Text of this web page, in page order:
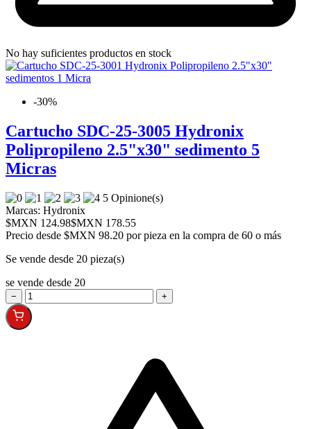
No hay suficientes productos en stock
-30%
Cartucho SDC-25-3005 Hydronix
Polipropileno 2.5"x30" sedimento 5
Micras
5 Opinione(s)
Marcas: Hydronix
$MXN 124.98$MXN 178.55
Precio desde $MXN 98.20 por pieza en la compra de 60 o más
Se vende desde 20 pieza(s)
se vende desde 20
− +